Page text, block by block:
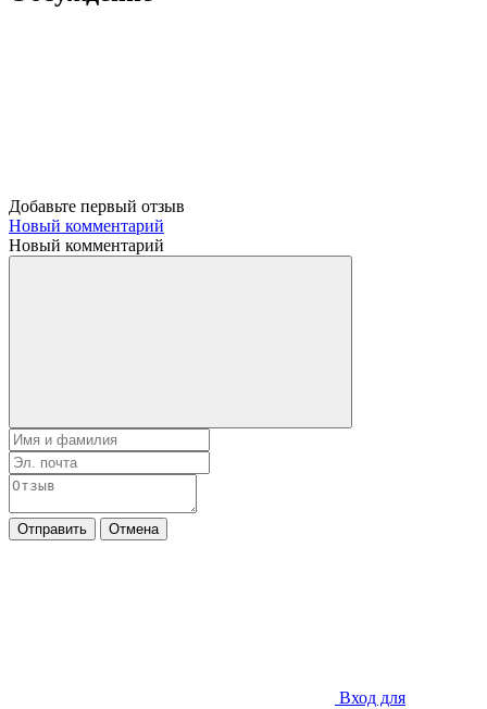
Добавьте первый отзыв
Новый комментарий
Новый комментарий
Отправить Отмена
Вход для